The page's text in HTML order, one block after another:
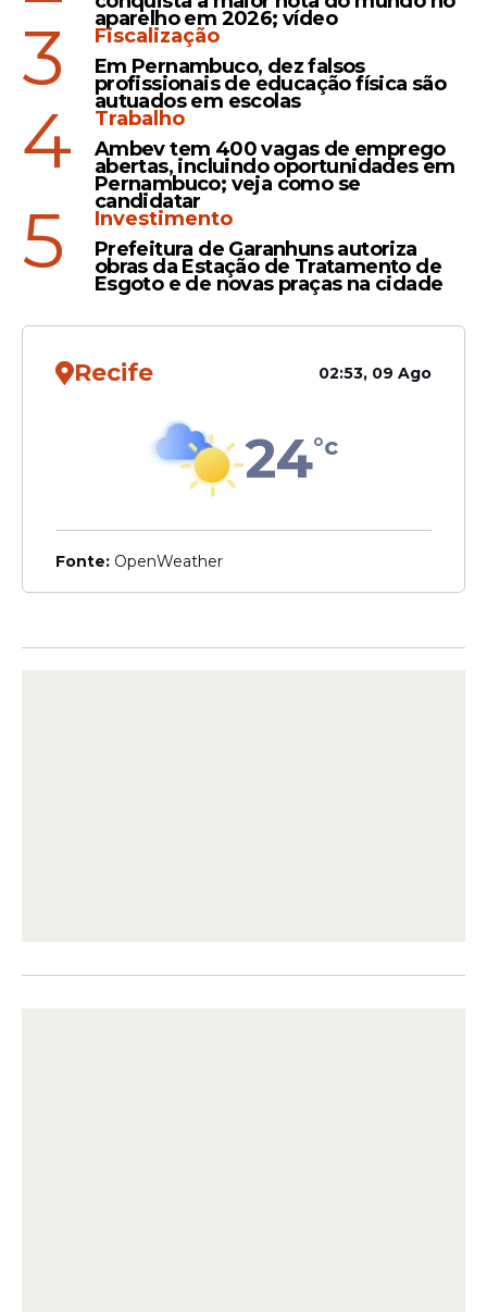
mais de 550 obras nacionais
Filme
"A Última Casa": Wagner
Moura estreia em novo
suspense da Netflix
Veja Também
O animal pode ter presenciado um
assassinato cercado por elementos
sobrenaturais, dando início ao mistério que
mudará a vida dos personagens.
aparelho em 2026; vídeo
3
Fiscalização
Em Pernambuco, dez falsos
profissionais de educação física são
autuados em escolas
4
Trabalho
Ambev tem 400 vagas de emprego
abertas, incluindo oportunidades em
Pernambuco; veja como se
candidatar
5
Investimento
Prefeitura de Garanhuns autoriza
obras da Estação de Tratamento de
Esgoto e de novas praças na cidade
Recife 02:53, 09 Ago
24°c
Fonte: OpenWeather